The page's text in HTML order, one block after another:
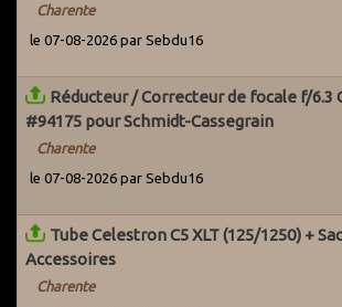
Charente
le 07-08-2026 par Sebdu16
Réducteur / Correcteur de focale f/6.3
#94175 pour Schmidt-Cassegrain
Charente
le 07-08-2026 par Sebdu16
Tube Celestron C5 XLT (125/1250) +
Accessoires
Charente